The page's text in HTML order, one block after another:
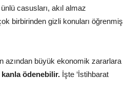
casusları, akıl almaz
birbirinden gizli konuları öğrenmiş
azından büyük ekonomik zararlara
ödenebilir. İşte ‘İstihbarat